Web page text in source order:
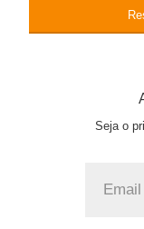
Seja o